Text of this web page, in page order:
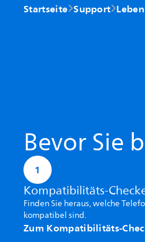
Startseite Support
Bevor Sie
1
Kompatibilitäts-
Finden Sie heraus, welche
kompatibel sind.
Zum Kompatibilitäts-